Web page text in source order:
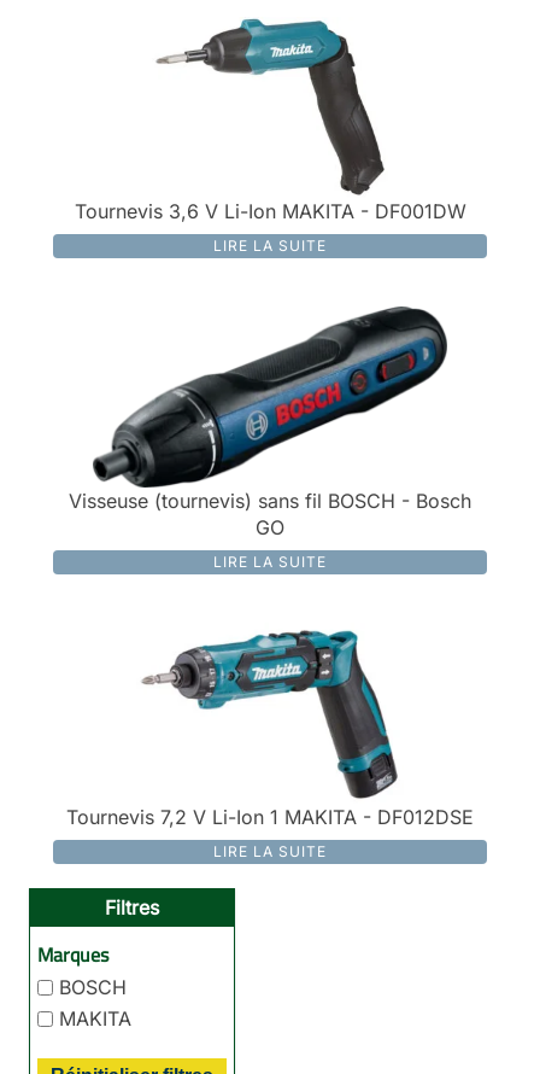
Filtres
Marques
BOSCH
MAKITA
Tournevis 3,6 V Li-Ion MAKITA - DF001DW
LIRE LA SUITE
Visseuse (tournevis) sans fil BOSCH - Bosch
GO
LIRE LA SUITE
Tournevis 7,2 V Li-Ion 1 MAKITA - DF012DSE
LIRE LA SUITE